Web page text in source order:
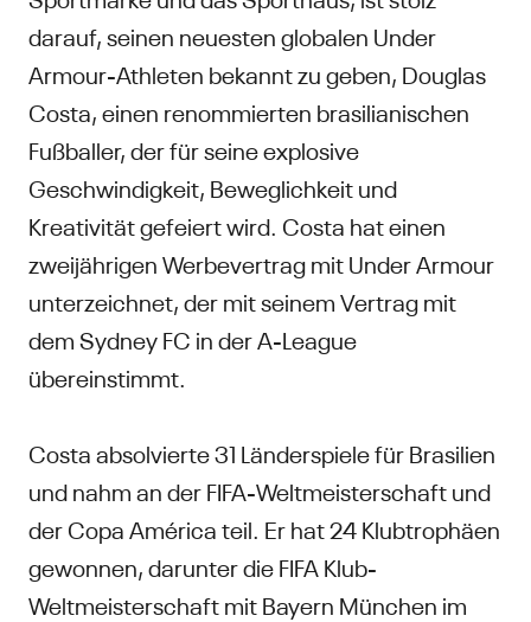
darauf, seinen neuesten globalen Under
Armour-Athleten bekannt zu geben, Douglas
Costa, einen renommierten brasilianischen
Fußballer, der für seine explosive
Geschwindigkeit, Beweglichkeit und
Kreativität gefeiert wird. Costa hat einen
zweijährigen Werbevertrag mit Under Armour
unterzeichnet, der mit seinem Vertrag mit
dem Sydney FC in der A-League
übereinstimmt.
Costa absolvierte 31 Länderspiele für Brasilien
und nahm an der FIFA-Weltmeisterschaft und
der Copa América teil. Er hat 24 Klubtrophäen
gewonnen, darunter die FIFA Klub-
Weltmeisterschaft mit Bayern München im